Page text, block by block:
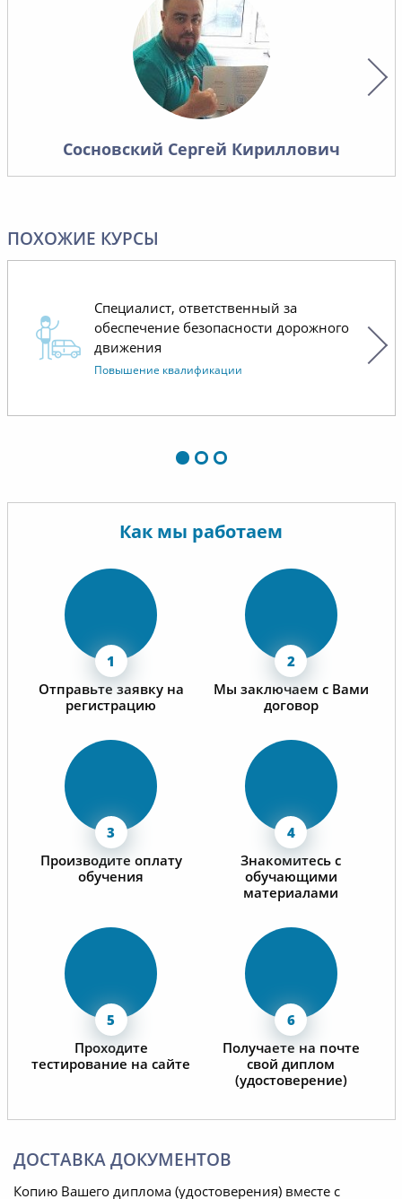
Сосновский Сергей Кириллович
ПОХОЖИЕ КУРСЫ
Специалист, ответственный за
обеспечение безопасности дорожного
движения
Повышение квалификации
Как мы работаем
Отправьте заявку на
регистрацию
Мы заключаем с Вами
договор
Производите оплату
обучения
Знакомитесь с
обучающими
материалами
Проходите
тестирование на сайте
Получаете на почте
свой диплом
(удостоверение)
ДОСТАВКА ДОКУМЕНТОВ
Копию Вашего диплома (удостоверения) вместе с